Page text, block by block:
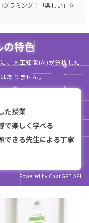
グラミング！「楽しい」を
の特色
、人工知能(AI)が分析した
ありません。
た授業
で楽しく学べる
できる先生による丁寧
Powered by ChatGPT API